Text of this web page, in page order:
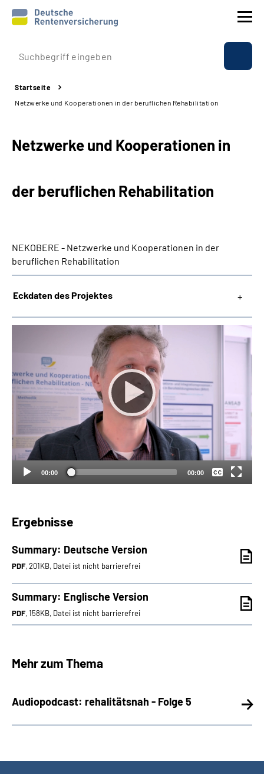
Prävention
Reha
Experten
Online-Services
Suche
Language
Inhalte in Gebärdensprache (DGS)
Leichte Sprache
Mein Kundenportal
Startseite
Netzwerke und Kooperationen in der beruflichen Rehabilitation
Netzwerke und Kooperationen in
der beruflichen Rehabilitation
NEKOBERE - Netzwerke und Kooperationen in der
beruflichen Rehabilitation
Eckdaten des Projektes
00:00 00:00
Ergebnisse
Summary: Deutsche Version
PDF, 201KB, Datei ist nicht barrierefrei
Summary: Englische Version
PDF, 158KB, Datei ist nicht barrierefrei
Mehr zum Thema
Audiopodcast: rehalitätsnah - Folge 5